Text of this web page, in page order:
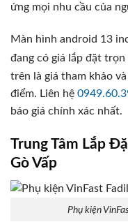
ứng mọi nhu cầu của
Màn hình android 13
đang có giá lắp đặt
trên là giá tham khảo
điểm. Liên hệ
báo giá chính xác nhất.
Trung Tâm Lắp
Gò Vấp
Phụ kiện